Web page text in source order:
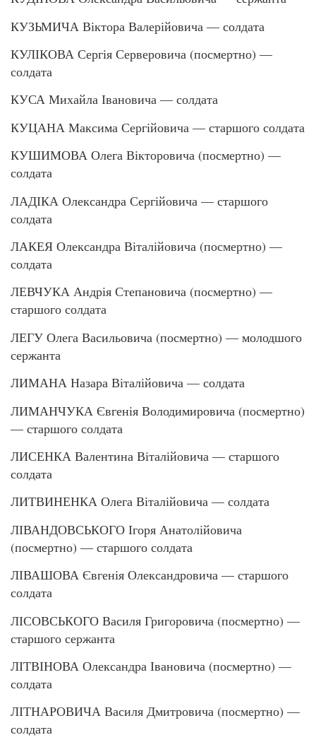
КУЗЬМИЧА Віктора Валерійовича — солдата
КУЛІКОВА Сергія Серверовича (посмертно) —
солдата
КУСА Михайла Івановича — солдата
КУЦАНА Максима Сергійовича — старшого солдата
КУШИМОВА Олега Вікторовича (посмертно) —
солдата
ЛАДІКА Олександра Сергійовича — старшого
солдата
ЛАКЕЯ Олександра Віталійовича (посмертно) —
солдата
ЛЕВЧУКА Андрія Степановича (посмертно) —
старшого солдата
ЛЕГУ Олега Васильовича (посмертно) — молодшого
сержанта
ЛИМАНА Назара Віталійовича — солдата
ЛИМАНЧУКА Євгенія Володимировича (посмертно)
— старшого солдата
ЛИСЕНКА Валентина Віталійовича — старшого
солдата
ЛИТВИНЕНКА Олега Віталійовича — солдата
ЛІВАНДОВСЬКОГО Ігоря Анатолійовича
(посмертно) — старшого солдата
ЛІВАШОВА Євгенія Олександровича — старшого
солдата
ЛІСОВСЬКОГО Василя Григоровича (посмертно) —
старшого сержанта
ЛІТВІНОВА Олександра Івановича (посмертно) —
солдата
ЛІТНАРОВИЧА Василя Дмитровича (посмертно) —
солдата